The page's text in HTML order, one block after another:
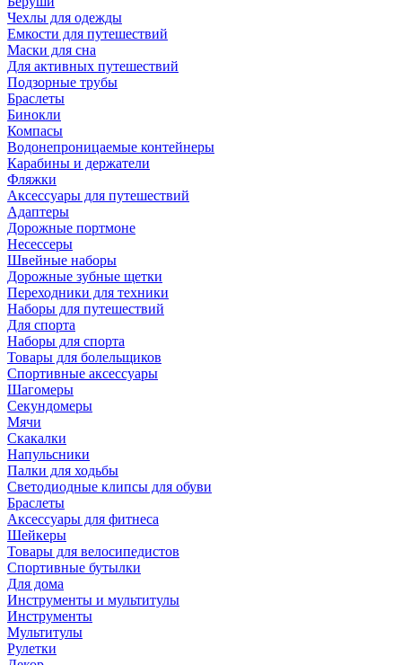
Чехлы для одежды
Емкости для путешествий
Маски для сна
Для активных путешествий
Подзорные трубы
Браслеты
Бинокли
Компасы
Водонепроницаемые контейнеры
Карабины и держатели
Фляжки
Аксессуары для путешествий
Адаптеры
Дорожные портмоне
Несессеры
Швейные наборы
Дорожные зубные щетки
Переходники для техники
Наборы для путешествий
Для спорта
Наборы для спорта
Товары для болельщиков
Спортивные аксессуары
Шагомеры
Секундомеры
Мячи
Скакалки
Напульсники
Палки для ходьбы
Светодиодные клипсы для обуви
Браслеты
Аксессуары для фитнеса
Шейкеры
Товары для велосипедистов
Спортивные бутылки
Для дома
Инструменты и мультитулы
Инструменты
Мультитулы
Рулетки